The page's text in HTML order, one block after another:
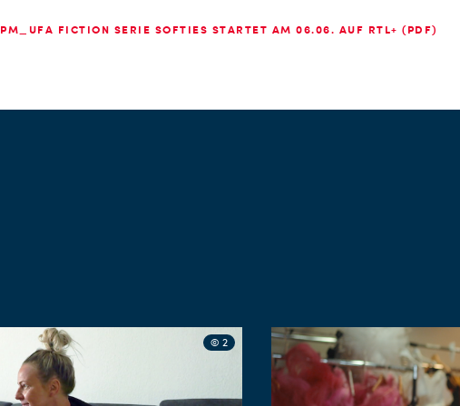
PM_UFA FICTION SERIE SOFTIES STARTET AM 06.06. AUF RTL+ (PDF)
© 2